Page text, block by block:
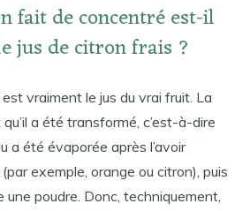
fait de concentré est-il
jus de citron frais ?
vraiment le jus du vrai fruit. La
a été transformé, c’est-à-dire
a été évaporée après l’avoir
exemple, orange ou citron), puis
une poudre. Donc, techniquement,